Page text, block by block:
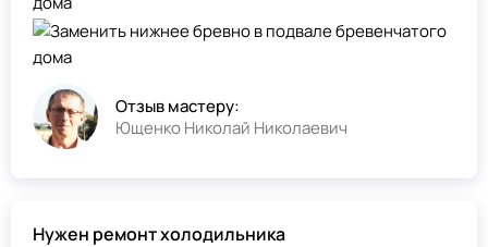
Отзыв мастеру:
Ющенко Николай Николаевич
Нужен ремонт холодильника